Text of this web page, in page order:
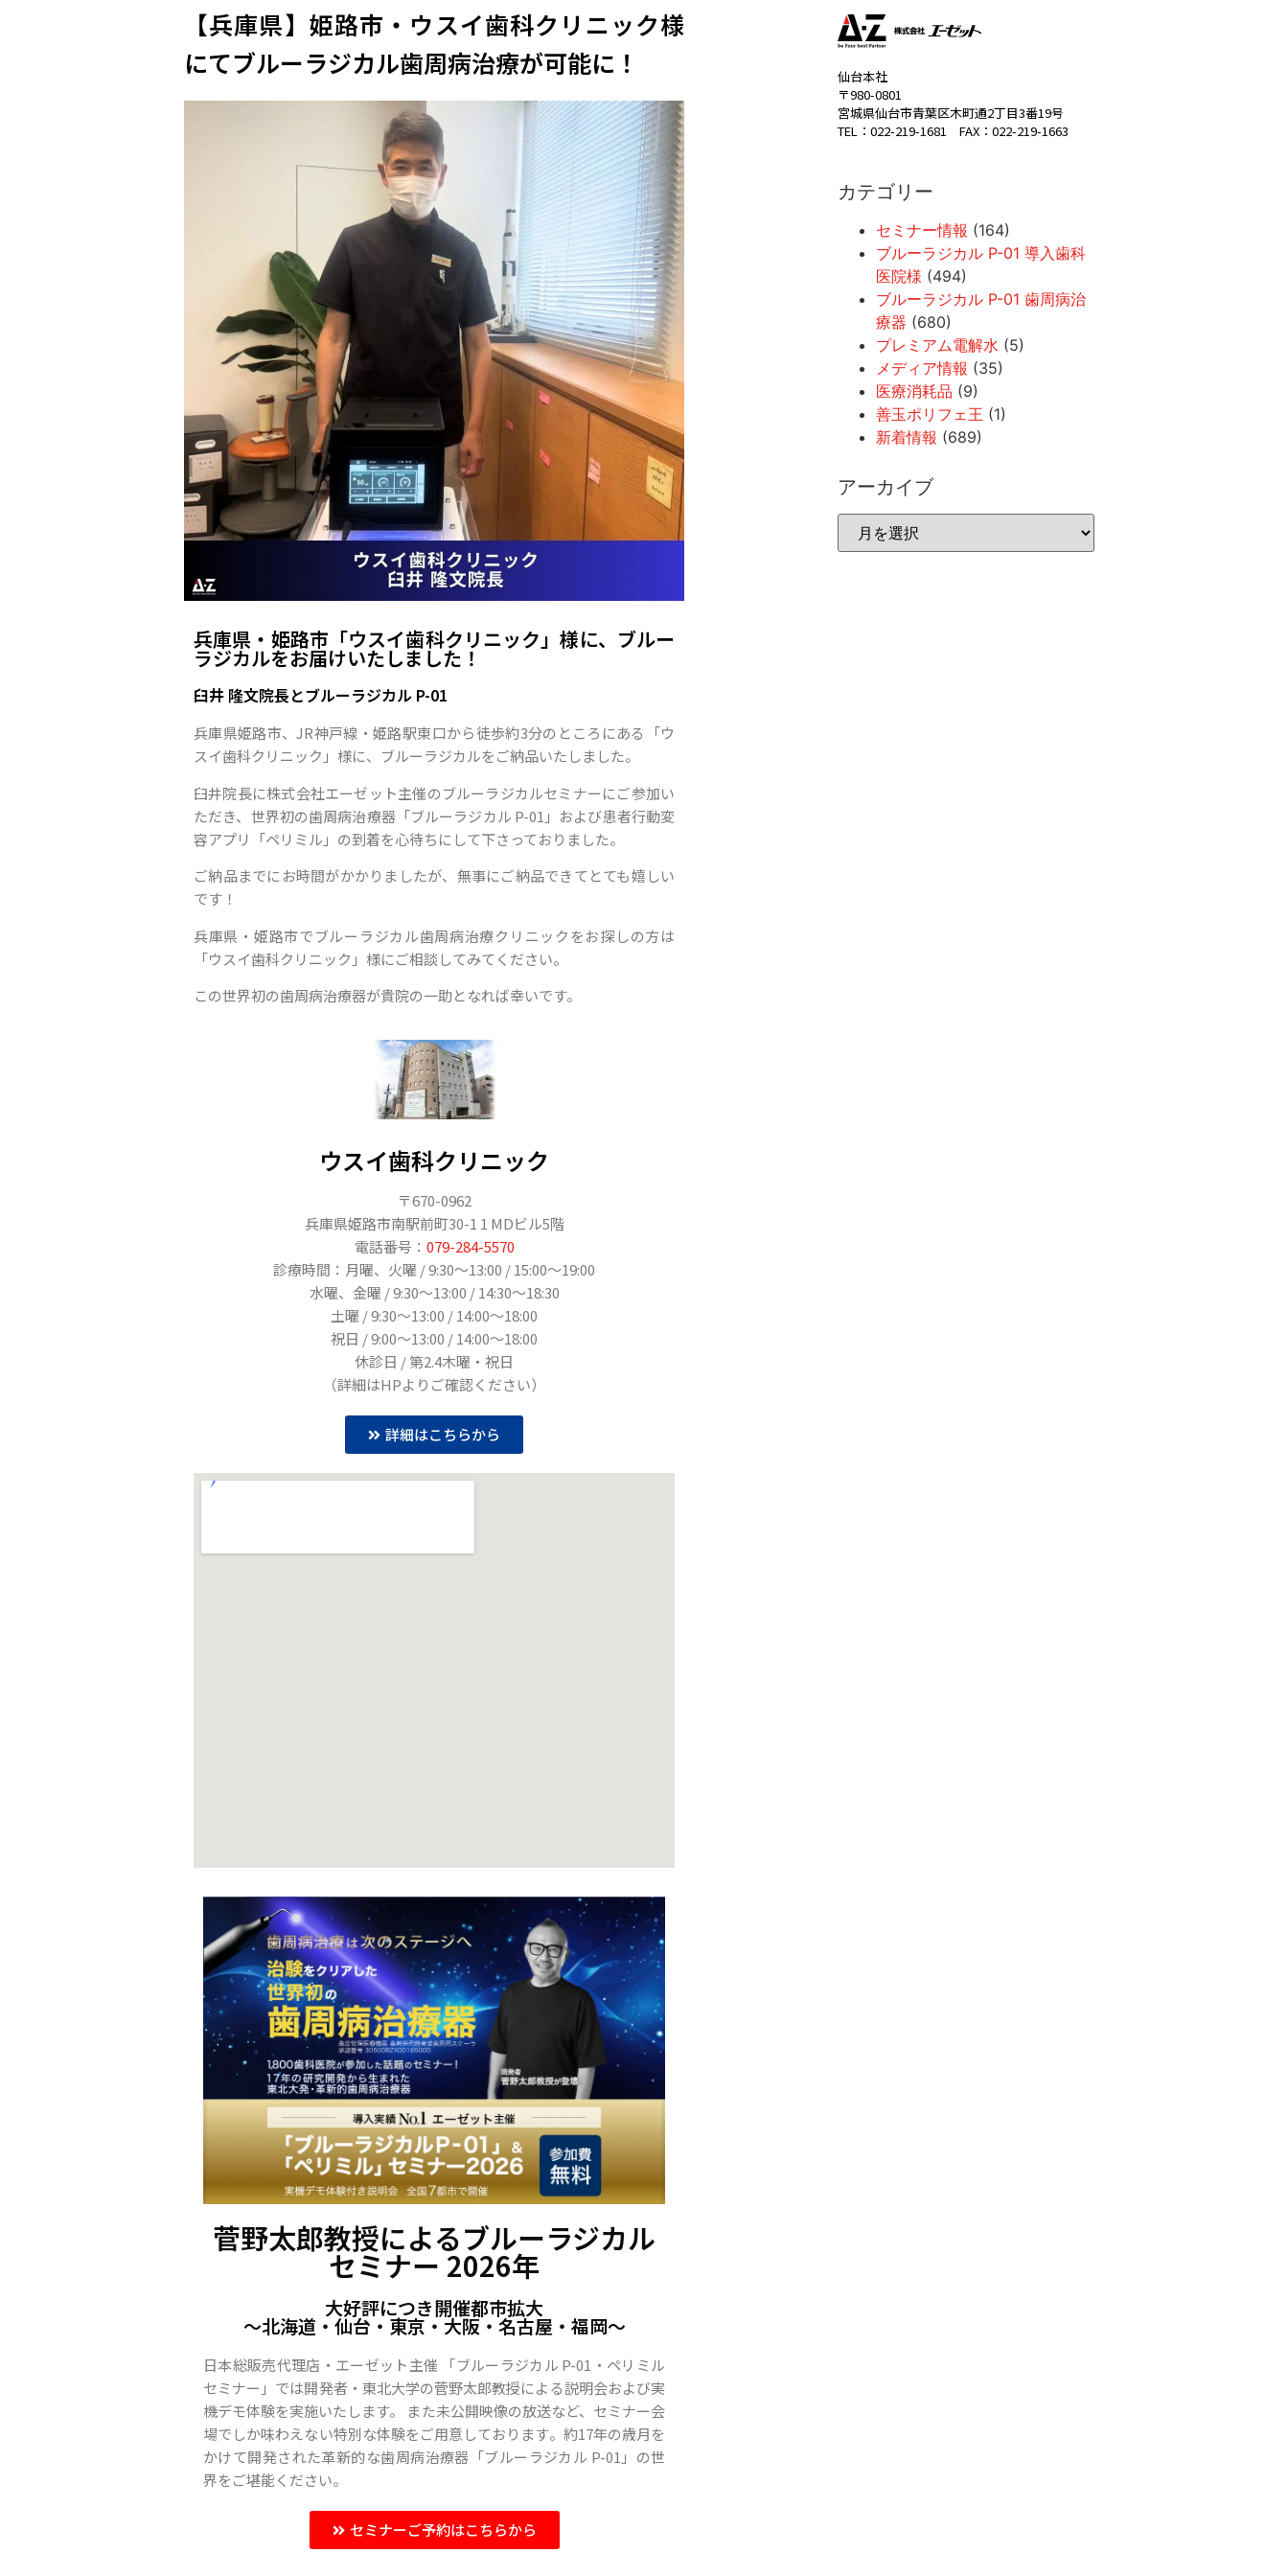
【兵庫県】姫路市・ウスイ歯科クリニック様
にてブルーラジカル歯周病治療が可能に！
兵庫県・姫路市「ウスイ歯科クリニック」様に、ブルー
ラジカルをお届けいたしました！
臼井 隆文院長とブルーラジカル P-01
兵庫県姫路市、JR神戸線・姫路駅東口から徒歩約3分のところにある「ウ
スイ歯科クリニック」様に、ブルーラジカルをご納品いたしました。
臼井院長に株式会社エーゼット主催のブルーラジカルセミナーにご参加い
ただき、世界初の歯周病治療器「ブルーラジカル P-01」および患者行動変
容アプリ「ペリミル」の到着を心待ちにして下さっておりました。
ご納品までにお時間がかかりましたが、無事にご納品できてとても嬉しい
です！
兵庫県・姫路市でブルーラジカル歯周病治療クリニックをお探しの方は
「ウスイ歯科クリニック」様にご相談してみてください。
この世界初の歯周病治療器が貴院の一助となれば幸いです。
ウスイ歯科クリニック
〒670-0962
兵庫県姫路市南駅前町30-1 1 MDビル5階
電話番号： 079-284-5570
診療時間：月曜、火曜 / 9:30〜13:00 / 15:00〜19:00
水曜、金曜 / 9:30〜13:00 / 14:30〜18:30
土曜 / 9:30〜13:00 / 14:00〜18:00
祝日 / 9:00〜13:00 / 14:00〜18:00
休診日 / 第2.4木曜・祝日
（詳細はHPよりご確認ください）
詳細はこちらから
菅野太郎教授によるブルーラジカル
セミナー 2026年
大好評につき開催都市拡大
〜北海道・仙台・東京・大阪・名古屋・福岡〜
日本総販売代理店・エーゼット主催 「ブルーラジカル P-01・ペリミル
セミナー」では開発者・東北大学の菅野太郎教授による説明会および実
機デモ体験を実施いたします。 また未公開映像の放送など、セミナー会
場でしか味わえない特別な体験をご用意しております。約17年の歳月を
かけて開発された革新的な歯周病治療器「ブルーラジカル P-01」の世
界をご堪能ください。
セミナーご予約はこちらから
仙台本社
〒980-0801
宮城県仙台市青葉区木町通2丁目3番19号
TEL：022-219-1681 FAX：022-219-1663
カテゴリー
セミナー情報 (164)
ブルーラジカル P-01 導入歯科
医院様 (494)
ブルーラジカル P-01 歯周病治
療器 (680)
プレミアム電解水 (5)
メディア情報 (35)
医療消耗品 (9)
善玉ポリフェ王 (1)
新着情報 (689)
アーカイブ